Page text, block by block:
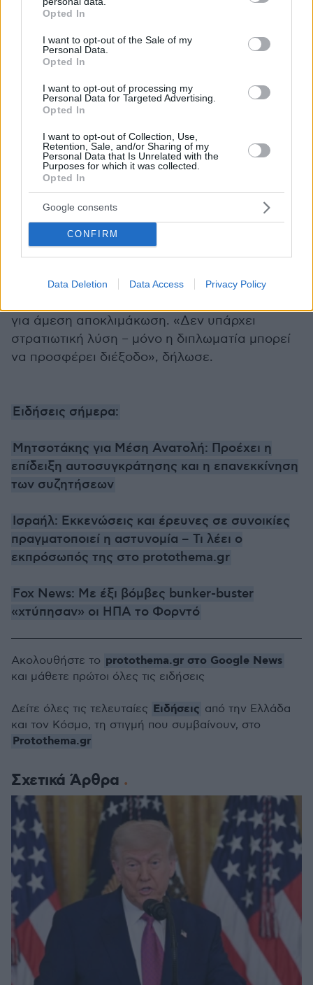
grant or deny consent to Google and its third-party tags to
use your data for below specified purposes in below Google
consent section.
Opted In
I want to opt-out of the Sale of my
Personal Data.
Opted In
I want to opt-out of processing my
Personal Data for Targeted Advertising.
Opted In
I want to opt-out of Collection, Use,
Retention, Sale, and/or Sharing of my
Personal Data that Is Unrelated with the
Purposes for which it was collected.
Opted In
Google consents
CONFIRM
Data Deletion Data Access Privacy Policy
Ο γερουσιαστής Λίντσεϊ Γκρέιαμ δήλωσε ότι η
επίθεση ήταν «η σωστή απόφαση» και ότι το
ιρανικό καθεστώς «το άξιζε», ενώ ο Τζον Τιούν,
ηγέτης των Ρεπουμπλικανών στη Γερουσία,
εξέφρασε πλήρη στήριξη στον πρόεδρο. Οι δυο
τους φέρονται να είχαν επαφές με τον Τραμπ
τις τελευταίες ημέρες, πιέζοντας για ανάληψη
στρατιωτικής δράσης.
Η διεθνής κοινότητα: ανησυχία για κλιμάκωση
Γκουτέρες, προειδοποίησε για τον κίνδυνο
για άμεση αποκλιμάκωση. «Δεν υπάρχει
στρατιωτική λύση – μόνο η διπλωματία μπορεί
να προσφέρει διέξοδο», δήλωσε.
Ειδήσεις σήμερα:
Μητσοτάκης για Μέση Ανατολή: Προέχει η
επίδειξη αυτοσυγκράτησης και η επανεκκίνηση
των συζητήσεων
Ισραήλ: Εκκενώσεις και έρευνες σε συνοικίες
πραγματοποιεί η αστυνομία – Τι λέει ο
εκπρόσωπός της στο protothema.gr
Fox News: Με έξι βόμβες bunker-buster
«χτύπησαν» οι ΗΠΑ το Φορντό
Σχετικά Άρθρα
Ακολουθήστε το protothema.gr στο Google News
και μάθετε πρώτοι όλες τις ειδήσεις
Δείτε όλες τις τελευταίες Ειδήσεις από την Ελλάδα
και τον Κόσμο, τη στιγμή που συμβαίνουν, στο
Protothema.gr